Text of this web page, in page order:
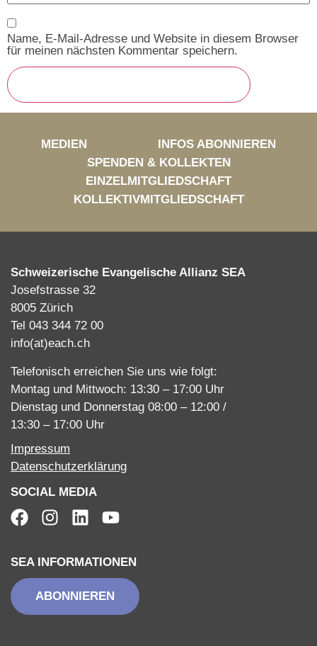
Name, E-Mail-Adresse und Website in diesem Browser
für meinen nächsten Kommentar speichern.
MEDIEN
INFOS ABONNIEREN
SPENDEN & KOLLEKTEN
EINZELMITGLIEDSCHAFT
KOLLEKTIVMITGLIEDSCHAFT
Schweizerische Evangelische Allianz SEA
Josefstrasse 32
8005 Zürich
Tel 043 344 72 00
info(at)each.ch
Telefonisch erreichen Sie uns wie folgt:
Montag und Mittwoch: 13:30 – 17:00 Uhr
Dienstag und Donnerstag 08:00 – 12:00 /
13:30 – 17:00 Uhr
Impressum
Datenschutzerklärung
SOCIAL MEDIA
SEA INFORMATIONEN
ABONNIEREN